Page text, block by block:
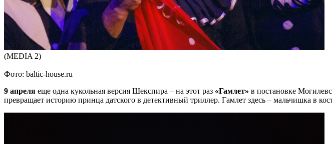
(MEDIA 2)
Фото: baltic-house.ru
9 апреля еще одна кукольная версия Шекспира – на этот раз «Гамлет» в постановке
превращает историю принца датского в детективный триллер. Гамлет здесь – мальчишка в